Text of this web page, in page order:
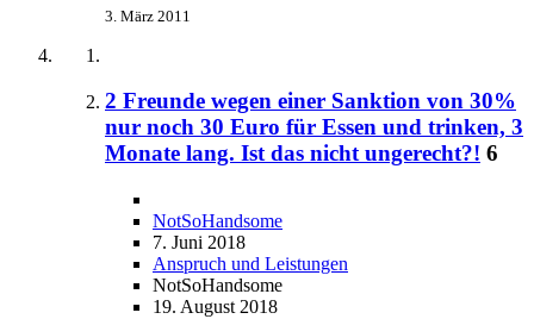
3. März 2011
2 Freunde wegen einer Sanktion von 30%
nur noch 30 Euro für Essen und trinken, 3
Monate lang. Ist das nicht ungerecht?! 6
NotSoHandsome
7. Juni 2018
Anspruch und Leistungen
NotSoHandsome
19. August 2018